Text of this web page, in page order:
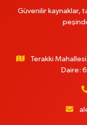
Güvenilir kaynaklar,
Terakki
Daire: